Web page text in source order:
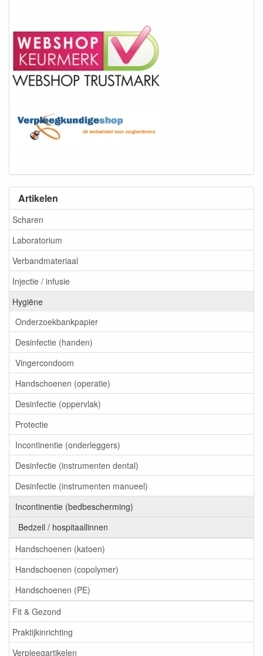
Artikelen
Scharen
Laboratorium
Verbandmateriaal
Injectie / infusie
Hygiëne
Onderzoekbankpapier
Desinfectie (handen)
Vingercondoom
Handschoenen (operatie)
Desinfectie (oppervlak)
Protectie
Incontinentie (onderleggers)
Desinfectie (instrumenten dental)
Desinfectie (instrumenten manueel)
Incontinentie (bedbescherming)
Bedzeil / hospitaallinnen
Handschoenen (katoen)
Handschoenen (copolymer)
Handschoenen (PE)
Fit & Gezond
Praktijkinrichting
Verpleegartikelen